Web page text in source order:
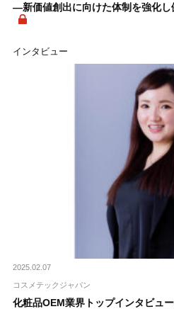
―新価値創出に向けた体制を強化し
インタビュー
2025.02.07
コスメテックジャパン
化粧品OEM業界トップインタビュ